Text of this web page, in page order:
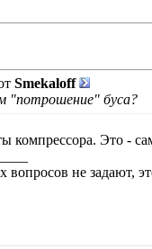
Smekaloff
"потрошение" буса?
компрессора. Это -
вопросов не задают,